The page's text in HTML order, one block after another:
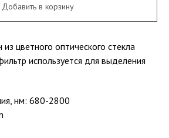
Добавить в корзину
цветного оптического стекла
используется для выделения
нм: 680-2800